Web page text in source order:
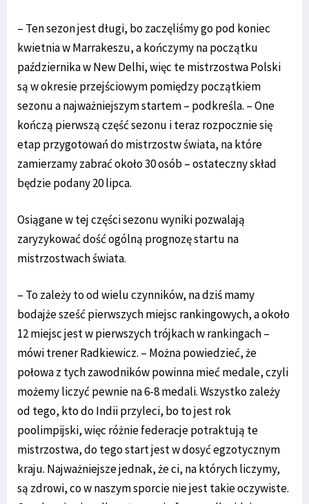
– Ten sezon jest długi, bo zaczęliśmy go pod koniec
kwietnia w Marrakeszu, a kończymy na początku
października w New Delhi, więc te mistrzostwa Polski
są w okresie przejściowym pomiędzy początkiem
sezonu a najważniejszym startem – podkreśla. – One
kończą pierwszą część sezonu i teraz rozpocznie się
etap przygotowań do mistrzostw świata, na które
zamierzamy zabrać około 30 osób – ostateczny skład
będzie podany 20 lipca.
Osiągane w tej części sezonu wyniki pozwalają
zaryzykować dość ogólną prognozę startu na
mistrzostwach świata.
– To zależy to od wielu czynników, na dziś mamy
bodajże sześć pierwszych miejsc rankingowych, a około
12 miejsc jest w pierwszych trójkach w rankingach –
mówi trener Radkiewicz. – Można powiedzieć, że
połowa z tych zawodników powinna mieć medale, czyli
możemy liczyć pewnie na 6-8 medali. Wszystko zależy
od tego, kto do Indii przyleci, bo to jest rok
poolimpijski, więc różnie federacje potraktują te
mistrzostwa, do tego start jest w dosyć egzotycznym
kraju. Najważniejsze jednak, że ci, na których liczymy,
są zdrowi, co w naszym sporcie nie jest takie oczywiste.